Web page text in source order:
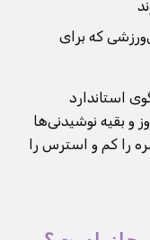
که برای
استاندارد
و بقیه نوشیدنی‌ها
را کم و استرس را